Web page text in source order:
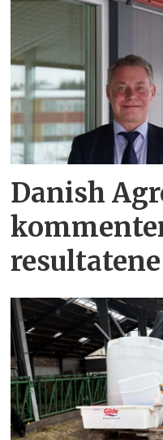
Danish